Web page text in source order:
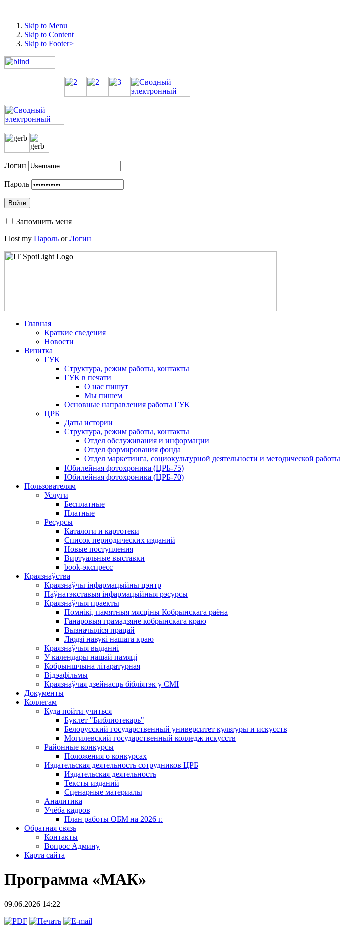
Skip to Menu
Skip to Content
Skip to Footer>
Логин
Пароль
Войти
Запомнить меня
I lost my Пароль orЛогин
Главная
Краткие сведения
Новости
Визитка
ГУК
Структура, режим работы, контакты
ГУК в печати
О нас пишут
Мы пишем
Основные направления работы ГУК
ЦРБ
Даты истории
Структура, режим работы, контакты
Отдел обслуживания и информации
Отдел формирования фонда
Отдел маркетинга, социокультурной деятельности и методической работы
Юбилейная фотохроника (ЦРБ-75)
Юбилейная фотохроника (ЦРБ-70)
Пользователям
Услуги
Бесплатные
Платные
Ресурсы
Каталоги и картотеки
Список периодических изданий
Новые поступления
Виртуальные выставки
book-экспресс
Краязнаўства
Краязнаўчы інфармацыйны цэнтр
Паўнатэкставыя інфармацыйныя рэсурсы
Краязнаўчыя праекты
Помнікі, памятныя мясціны Кобрынскага раёна
Ганаровыя грамадзяне кобрынскага краю
Вызначыліся працай
Людзі навукі нашага краю
Краязнаўчыя выданні
У календары нашай памяці
Кобрыншчына літаратурная
Відэафільмы
Краязнаўчая дзейнасць бібліятэк у СМІ
Документы
Коллегам
Куда пойти учиться
Буклет "Библиотекарь"
Белорусский государственный университет культуры и искусств
Могилевский государственный колледж искусств
Районные конкурсы
Положения о конкурсах
Издательская деятельность сотрудников ЦРБ
Издательская деятельность
Тексты изданий
Сценарные материалы
Аналитика
Учёба кадров
План работы ОБМ на 2026 г.
Обратная связь
Контакты
Вопрос Админу
Карта сайта
Программа «МАК»
09.06.2026 14:22